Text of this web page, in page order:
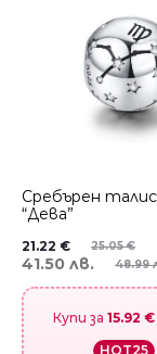
Сребърен
“Дева”
25.05€
21.22 €
48.99
41.50 лв.
Купи за 15.92 €
HOT25